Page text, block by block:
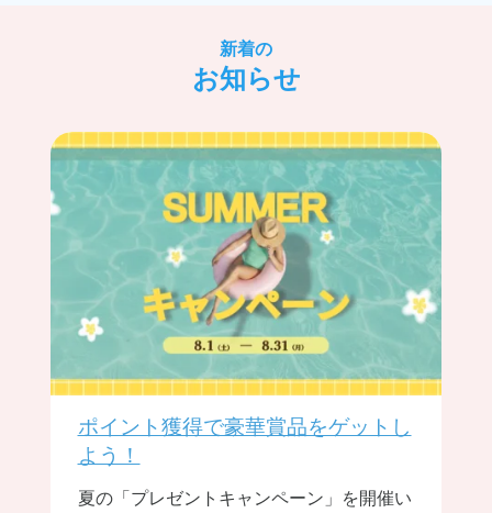
新着の
お知らせ
ポイント獲得で豪華賞品をゲットし
よう！
夏の「プレゼントキャンペーン」を開催い